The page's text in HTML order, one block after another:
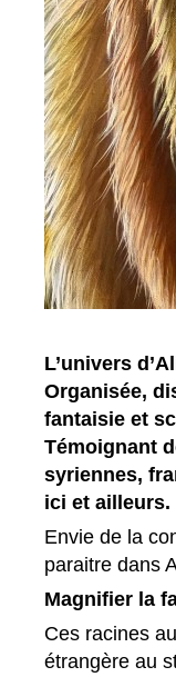
L’univers
Organisée,
fantaisie et
Témoignant
syriennes,
ici et ailleurs.
Envie de la
paraitre dans
Magnifier la
Ces racines
étrangère au